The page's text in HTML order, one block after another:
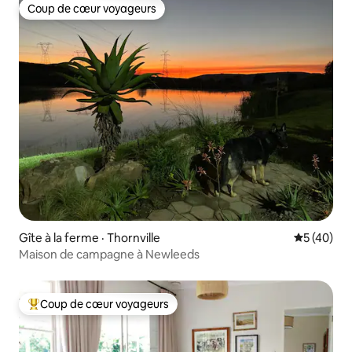
Coup de cœur voyageurs
Coup de cœur voyageurs
Gîte à la ferme · Thornville Note
5 (40)
Maison de campagne à Newleeds
Coup de cœur voyageurs parmi les plus aimés
Coup de cœur voyageurs